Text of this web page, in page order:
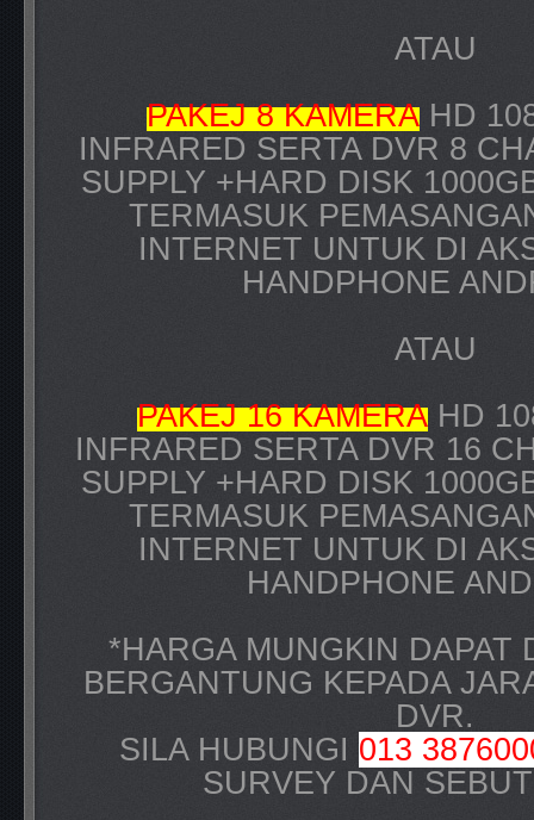
ATAU
PAKEJ 8 KAMERAHD
INFRARED SERTA DVR 8
SUPPLY +HARD DISK
TERMASUK
INTERNET UNTUK DI
HANDPHONE
ATAU
PAKEJ 16 KAMERA HD
INFRARED SERTA DVR 16
SUPPLY +HARD DISK
TERMASUK
INTERNET UNTUK DI
HANDPHONE
*HARGA MUNGKIN DAPAT
BERGANTUNG KEPADA
DVR.
SILA HUBUNGI 013
SURVEY DAN